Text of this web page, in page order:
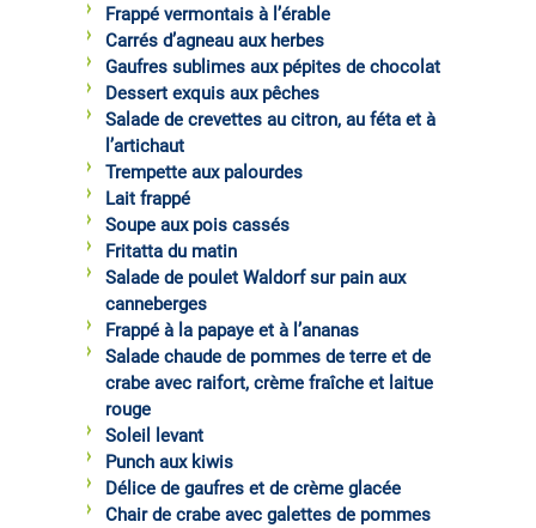
Frappé vermontais à l’érable
Carrés d’agneau aux herbes
Gaufres sublimes aux pépites de chocolat
Dessert exquis aux pêches
Salade de crevettes au citron, au féta et à
l’artichaut
Trempette aux palourdes
Lait frappé
Soupe aux pois cassés
Fritatta du matin
Salade de poulet Waldorf sur pain aux
canneberges
Frappé à la papaye et à l’ananas
Salade chaude de pommes de terre et de
crabe avec raifort, crème fraîche et laitue
rouge
Soleil levant
Punch aux kiwis
Délice de gaufres et de crème glacée
Chair de crabe avec galettes de pommes